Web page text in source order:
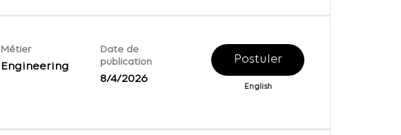
Métier
Engineering
Date de
publication
8/4/2026
Postuler
English